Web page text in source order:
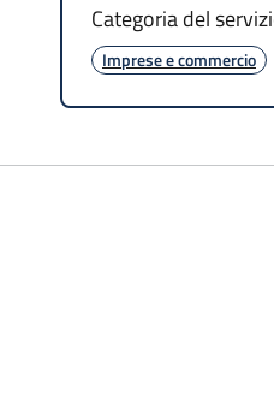
Categoria del
Imprese e commercio